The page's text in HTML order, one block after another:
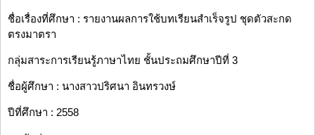
ชื่อเรื่องที่ศึกษา : รายงานผลการใช้บทเรียนสำเร็จรูป ชุดตัวสะกด
ตรงมาตรา
กลุ่มสาระการเรียนรู้ภาษาไทย ชั้นประถมศึกษาปีที่ 3
ชื่อผู้ศึกษา : นางสาวปริศนา อินทรวงษ์
ปีที่ศึกษา : 2558